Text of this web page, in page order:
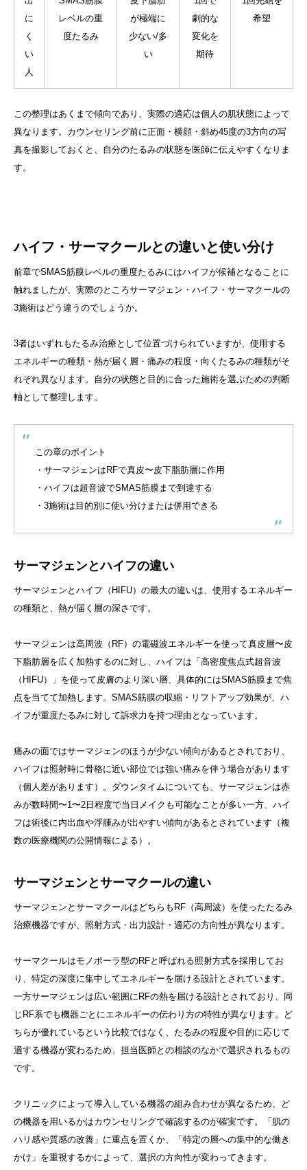
に
く
い
人
レベルの重
度たるみ
が極端に
少ない/多
い
劇的な
変化を
期待
希望
この整理はあくまで傾向であり、実際の適応は個人の肌状態によって
異なります。カウンセリング前に正面・横顔・斜め45度の3方向の写
真を撮影しておくと、自分のたるみの状態を医師に伝えやすくなりま
す。
ハイフ・サーマクールとの違いと使い分け
前章でSMAS筋膜レベルの重度たるみにはハイフが候補となることに
触れましたが、実際のところサーマジェン・ハイフ・サーマクールの
3施術はどう違うのでしょうか。
3者はいずれもたるみ治療として位置づけられていますが、使用する
エネルギーの種類・熱が届く層・痛みの程度・向くたるみの種類がそ
れぞれ異なります。自分の状態と目的に合った施術を選ぶための判断
軸として整理します。
この章のポイント
・サーマジェンはRFで真皮〜皮下脂肪層に作用
・ハイフは超音波でSMAS筋膜まで到達する
・3施術は目的別に使い分けまたは併用できる
サーマジェンとハイフの違い
サーマジェンとハイフ（HIFU）の最大の違いは、使用するエネルギー
の種類と、熱が届く層の深さです。
サーマジェンは高周波（RF）の電磁波エネルギーを使って真皮層〜皮
下脂肪層を広く加熱するのに対し、ハイフは「高密度焦点式超音波
（HIFU）」を使って皮膚のより深い層、具体的にはSMAS筋膜まで焦
点を当てて加熱します。SMAS筋膜の収縮・リフトアップ効果が、ハ
イフが重度たるみに対して訴求力を持つ理由となっています。
痛みの面ではサーマジェンのほうが少ない傾向があるとされており、
ハイフは照射時に骨格に近い部位では強い痛みを伴う場合があります
（個人差があります）。ダウンタイムについても、サーマジェンは赤
みが数時間〜1〜2日程度で当日メイクも可能なことが多い一方、ハイ
フは術後に内出血や浮腫みが出やすい傾向があるとされています（複
数の医療機関の公開情報による）。
サーマジェンとサーマクールの違い
サーマジェンとサーマクールはどちらもRF（高周波）を使ったたるみ
治療機器ですが、照射方式・出力設計・適応の方向性が異なります。
サーマクールはモノポーラ型のRFと呼ばれる照射方式を採用してお
り、特定の深度に集中してエネルギーを届ける設計とされています。
一方サーマジェンは広い範囲にRFの熱を届ける設計とされており、同
じRF系でも機器ごとにエネルギーの伝わり方の特性が異なります。ど
ちらが優れているという比較ではなく、たるみの程度や目的に応じて
適する機器が変わるため、担当医師との相談のなかで選択されるもの
です。
クリニックによって導入している機器の組み合わせが異なるため、ど
の機器を用いるかはカウンセリングで確認するのが確実です。「肌の
ハリ感や質感の改善」に重点を置くか、「特定の層への集中的な働き
かけ」を重視するかによって、選択の方向性が変わってきます。